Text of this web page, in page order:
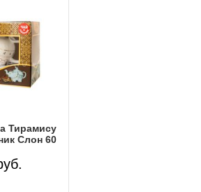
Тирамису
Слон 60